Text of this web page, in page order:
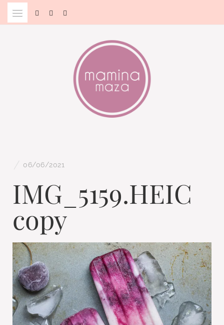
Skip
06/06/2021
IMG_5159.HEIC
copy